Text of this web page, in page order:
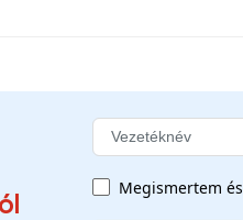
Megismertem